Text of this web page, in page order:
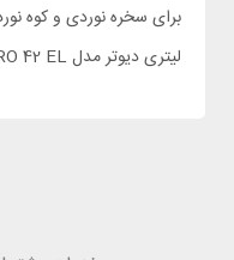
لیتری دیوتر مدل FUTURA PRO 42 EL گزینه مناسبی برای همراهی شما میباشد.